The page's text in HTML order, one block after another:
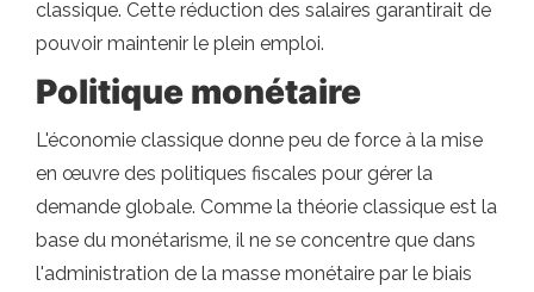
classique. Cette réduction des salaires garantirait de
pouvoir maintenir le plein emploi.
Politique monétaire
L'économie classique donne peu de force à la mise
en œuvre des politiques fiscales pour gérer la
demande globale. Comme la théorie classique est la
base du monétarisme, il ne se concentre que dans
l'administration de la masse monétaire par le biais